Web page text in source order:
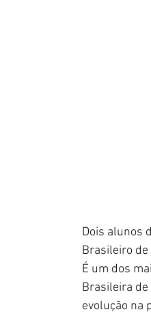
Dois alunos
Brasileiro
É um dos
Brasileira
evolução na